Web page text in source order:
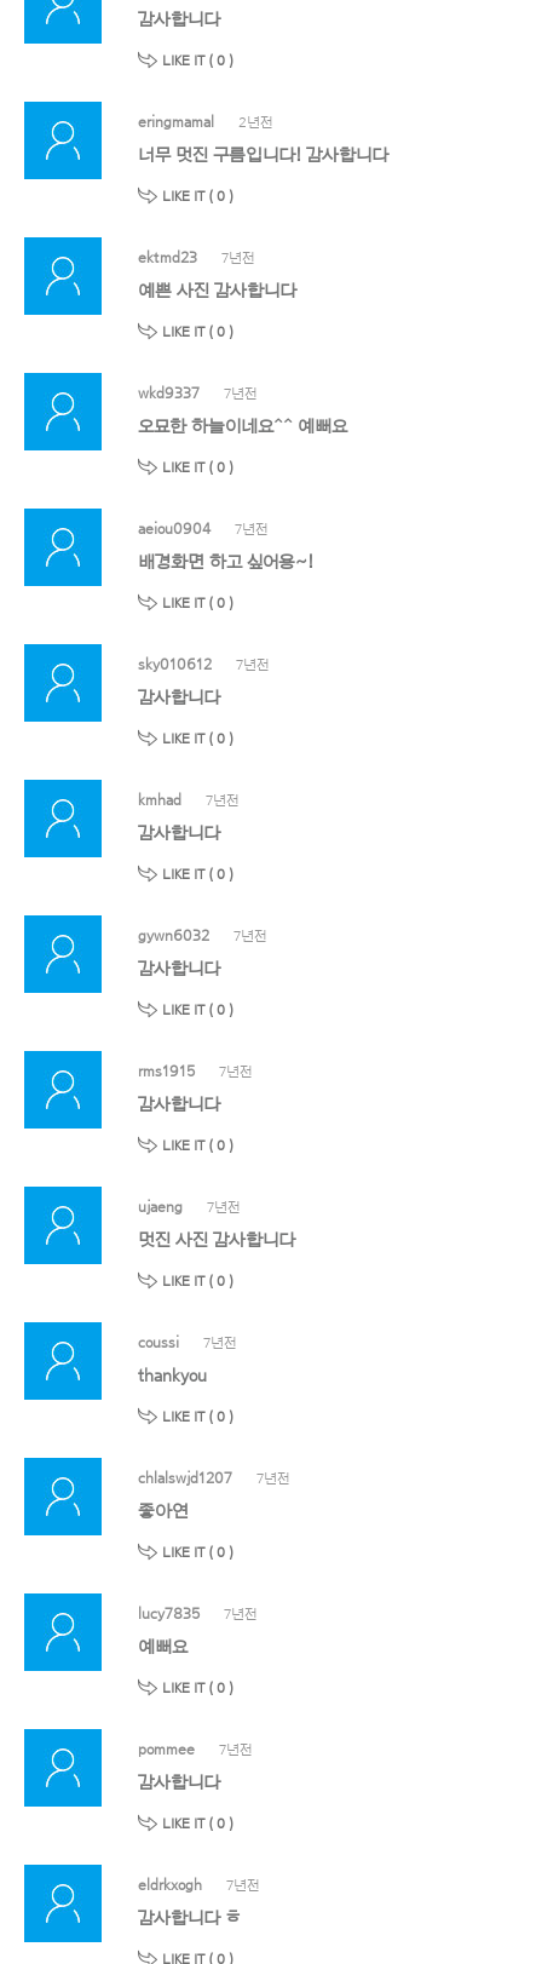
감사합니다
LIKE IT ( 0 )
eringmamal 2년전
너무 멋진 구름입니다! 감사합니다
LIKE IT ( 0 )
ektmd23 7년전
예쁜 사진 감사합니다
LIKE IT ( 0 )
wkd9337 7년전
오묘한 하늘이네요^^ 예뻐요
LIKE IT ( 0 )
aeiou0904 7년전
배경화면 하고 싶어용~!
LIKE IT ( 0 )
sky010612 7년전
감사합니다
LIKE IT ( 0 )
kmhad 7년전
감사합니다
LIKE IT ( 0 )
gywn6032 7년전
감사합니다
LIKE IT ( 0 )
rms1915 7년전
감사합니다
LIKE IT ( 0 )
ujaeng 7년전
멋진 사진 감사합니다
LIKE IT ( 0 )
coussi 7년전
thankyou
LIKE IT ( 0 )
chlalswjd1207 7년전
좋아연
LIKE IT ( 0 )
lucy7835 7년전
예뻐요
LIKE IT ( 0 )
pommee 7년전
감사합니다
LIKE IT ( 0 )
eldrkxogh 7년전
감사합니다 ㅎ
LIKE IT ( 0 )